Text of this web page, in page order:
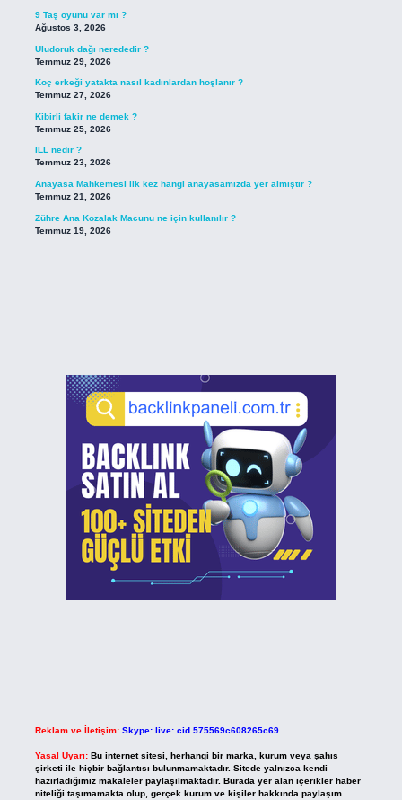
9 Taş oyunu var mı ?
Ağustos 3, 2026
Uludoruk dağı nerededir ?
Temmuz 29, 2026
Koç erkeği yatakta nasıl kadınlardan hoşlanır ?
Temmuz 27, 2026
Kibirli fakir ne demek ?
Temmuz 25, 2026
ILL nedir ?
Temmuz 23, 2026
Anayasa Mahkemesi ilk kez hangi anayasamızda yer almıştır ?
Temmuz 21, 2026
Zühre Ana Kozalak Macunu ne için kullanılır ?
Temmuz 19, 2026
Reklam ve İletişim: Skype: live:.cid.575569c608265c69
Yasal Uyarı: Bu internet sitesi, herhangi bir marka, kurum veya şahıs
şirketi ile hiçbir bağlantısı bulunmamaktadır. Sitede yalnızca kendi
hazırladığımız makaleler paylaşılmaktadır. Burada yer alan içerikler haber
niteliği taşımamakta olup, gerçek kurum ve kişiler hakkında paylaşım